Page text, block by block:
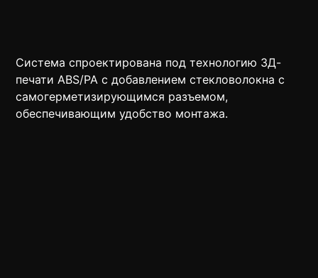
Система спроектирована под технологию 3Д-
печати ABS/PA с добавлением стекловолокна с
самогерметизирующимся разъемом,
обеспечивающим удобство монтажа.